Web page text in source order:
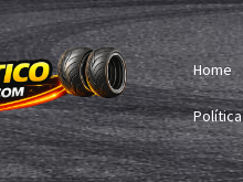
Home